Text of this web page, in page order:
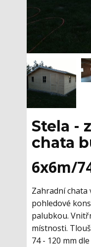
Stela -
chata
6x6m/
Zahradní chata
pohledové
palubkou.
místnosti.
74 - 120 mm